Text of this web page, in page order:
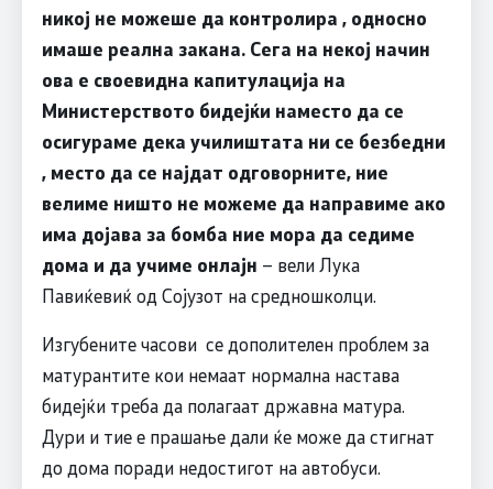
никој не можеше да контролира , односно
имаше реална закана. Сега на некој начин
ова е своевидна капитулација на
Министерството бидејќи наместо да се
осигураме дека училиштата ни се безбедни
, место да се најдат одговорните, ние
велиме ништо не можеме да направиме ако
има дојава за бомба ние мора да седиме
дома и да учиме онлајн – вели Лука
Павиќевиќ од Сојузот на средношколци.
Изгубените часови се дополителен проблем за
матурантите кои немаат нормална настава
бидејќи треба да полагаат државна матура.
Дури и тие е прашање дали ќе може да стигнат
до дома поради недостигот на автобуси.